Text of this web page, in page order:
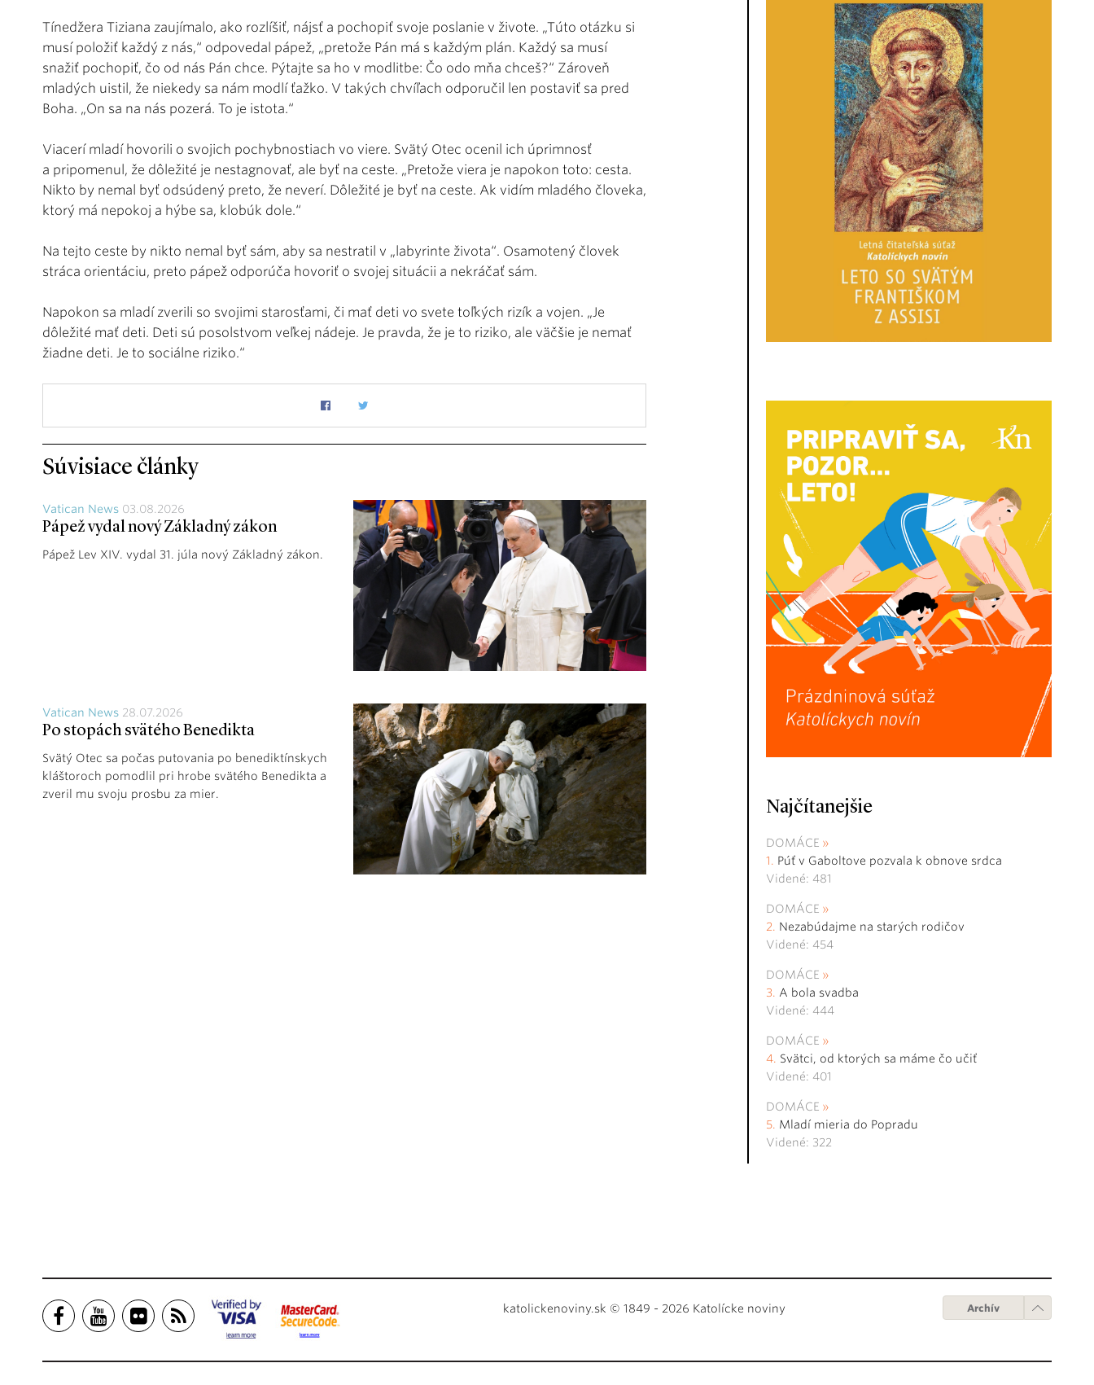
Tínedžera Tiziana zaujímalo, ako rozlíšiť, nájsť a pochopiť svoje poslanie v živote. „Túto otázku si
musí položiť každý z nás,“ odpovedal pápež, „pretože Pán má s každým plán. Každý sa musí
snažiť pochopiť, čo od nás Pán chce. Pýtajte sa ho v modlitbe: Čo odo mňa chceš?“ Zároveň
mladých uistil, že niekedy sa nám modlí ťažko. V takých chvíľach odporučil len postaviť sa pred
Boha. „On sa na nás pozerá. To je istota.“
Viacerí mladí hovorili o svojich pochybnostiach vo viere. Svätý Otec ocenil ich úprimnosť
a pripomenul, že dôležité je nestagnovať, ale byť na ceste. „Pretože viera je napokon toto: cesta.
Nikto by nemal byť odsúdený preto, že neverí. Dôležité je byť na ceste. Ak vidím mladého človeka,
ktorý má nepokoj a hýbe sa, klobúk dole.“
Na tejto ceste by nikto nemal byť sám, aby sa nestratil v „labyrinte života“. Osamotený človek
stráca orientáciu, preto pápež odporúča hovoriť o svojej situácii a nekráčať sám.
Napokon sa mladí zverili so svojimi starosťami, či mať deti vo svete toľkých rizík a vojen. „Je
dôležité mať deti. Deti sú posolstvom veľkej nádeje. Je pravda, že je to riziko, ale väčšie je nemať
žiadne deti. Je to sociálne riziko.“
Súvisiace články
Vatican News 03.08.2026
Pápež vydal nový Základný zákon
Pápež Lev XIV. vydal 31. júla nový Základný zákon.
Vatican News 28.07.2026
Po stopách svätého Benedikta
Svätý Otec sa počas putovania po benediktínskych
kláštoroch pomodlil pri hrobe svätého Benedikta a
zveril mu svoju prosbu za mier.
Najčítanejšie
DOMÁCE
Púť v Gaboltove pozvala k obnove srdca
Videné: 481
DOMÁCE
Nezabúdajme na starých rodičov
Videné: 454
DOMÁCE
A bola svadba
Videné: 444
DOMÁCE
Svätci, od ktorých sa máme čo učiť
Videné: 401
DOMÁCE
Mladí mieria do Popradu
Videné: 322
katolickenoviny.sk © 1849 - 2026 Katolícke noviny Archív